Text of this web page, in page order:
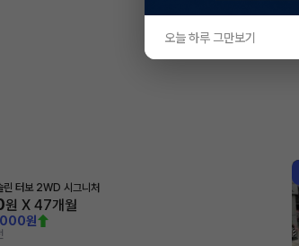
린 터보 2WD 시그니처
원 X 47개월
원
오늘 하루 그만보기